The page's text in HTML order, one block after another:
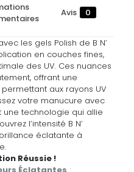
Avis 0
les gels Polish de B N’
en couches fines,
des UV. Ces nuances
offrant une
aux rayons UV
votre manucure avec
technologie qui allie
l’intensité B N’
éclatante à
Réussie !